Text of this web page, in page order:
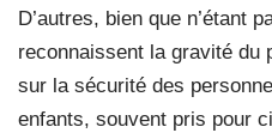
D’autres, bien que n’étant
reconnaissent la gravité du
sur la sécurité des
enfants, souvent pris pour